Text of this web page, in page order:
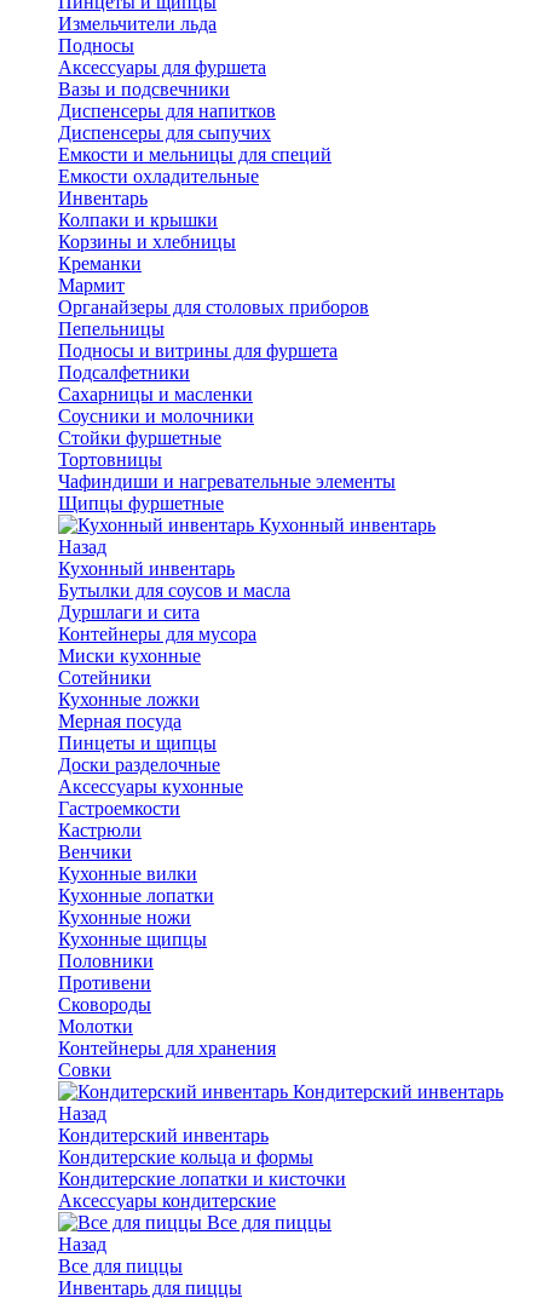
Измельчители льда
Подносы
Аксессуары для фуршета
Вазы и подсвечники
Диспенсеры для напитков
Диспенсеры для сыпучих
Емкости и мельницы для специй
Емкости охладительные
Инвентарь
Колпаки и крышки
Корзины и хлебницы
Креманки
Мармит
Органайзеры для столовых приборов
Пепельницы
Подносы и витрины для фуршета
Подсалфетники
Сахарницы и масленки
Соусники и молочники
Стойки фуршетные
Тортовницы
Чафиндиши и нагревательные элементы
Щипцы фуршетные
Кухонный инвентарь
Назад
Кухонный инвентарь
Бутылки для соусов и масла
Дуршлаги и сита
Контейнеры для мусора
Миски кухонные
Сотейники
Кухонные ложки
Мерная посуда
Пинцеты и щипцы
Доски разделочные
Аксессуары кухонные
Гастроемкости
Кастрюли
Венчики
Кухонные вилки
Кухонные лопатки
Кухонные ножи
Кухонные щипцы
Половники
Противени
Сковороды
Молотки
Контейнеры для хранения
Совки
Кондитерский инвентарь
Назад
Кондитерский инвентарь
Кондитерские кольца и формы
Кондитерские лопатки и кисточки
Аксессуары кондитерские
Все для пиццы
Назад
Все для пиццы
Инвентарь для пиццы